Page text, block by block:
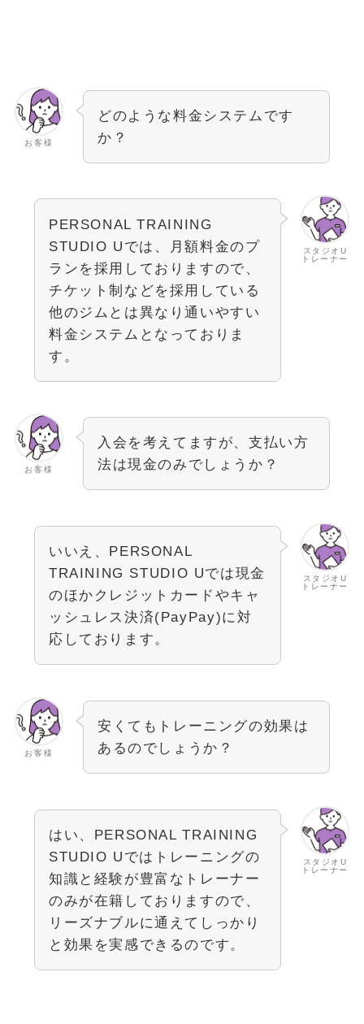
お客様
どのような料金システムです
か？
スタジオU
トレーナー
PERSONAL TRAINING
STUDIO Uでは、月額料金のプ
ランを採用しておりますので、
チケット制などを採用している
他のジムとは異なり通いやすい
料金システムとなっておりま
す。
お客様
入会を考えてますが、支払い方
法は現金のみでしょうか？
スタジオU
トレーナー
いいえ、PERSONAL
TRAINING STUDIO Uでは現金
のほかクレジットカードやキャ
ッシュレス決済(PayPay)に対
応しております。
お客様
安くてもトレーニングの効果は
あるのでしょうか？
スタジオU
トレーナー
はい、PERSONAL TRAINING
STUDIO Uではトレーニングの
知識と経験が豊富なトレーナー
のみが在籍しておりますので、
リーズナブルに通えてしっかり
と効果を実感できるのです。